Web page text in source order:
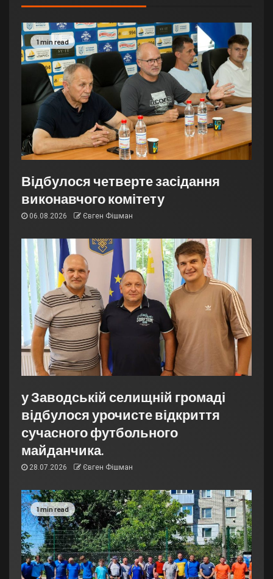
1 min read
Відбулося четверте засідання
виконавчого комітету
06.08.2026 Євген Фішман
у Заводській селищній громаді
відбулося урочисте відкриття
сучасного футбольного
майданчика.
28.07.2026 Євген Фішман
1 min read